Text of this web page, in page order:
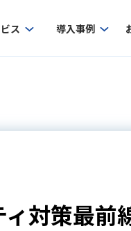
ス 導入事例
対策最前